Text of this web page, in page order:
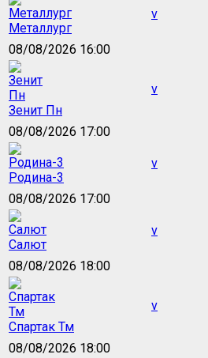
Металлург
v
08/08/2026 16:00
Зенит Пн
v
08/08/2026 17:00
Родина-3
v
08/08/2026 17:00
Салют
v
08/08/2026 18:00
Спартак Тм
v
08/08/2026 18:00